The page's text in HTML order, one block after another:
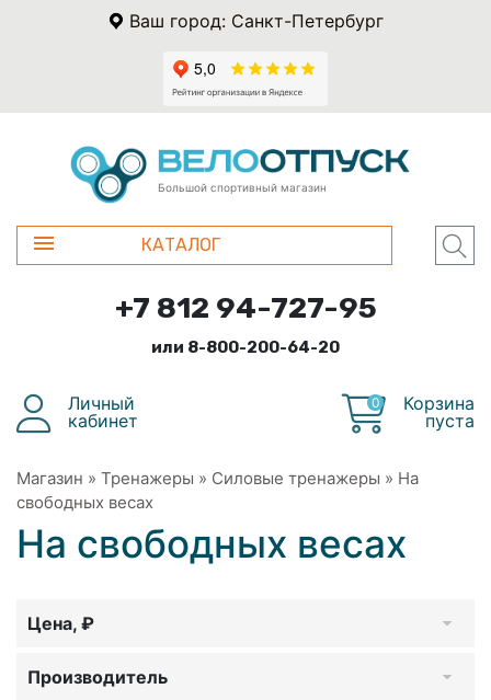
Ваш город: Санкт-Петербург
Большой спортивный магазин
КАТАЛОГ
+7 812 94-727-95
или 8-800-200-64-20
Личный
кабинет
0
Корзина
пуста
Магазин » Тренажеры » Силовые тренажеры » На
свободных весах
На свободных весах
Цена, ₽
Производитель